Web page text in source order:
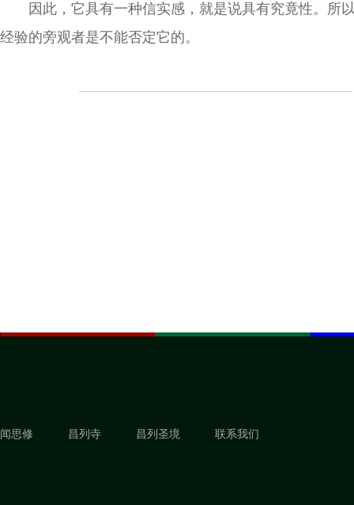
因此，它具有一种信实感，就是说具有究竟性。所
经验的旁观者是不能否定它的。
闻思修 昌列寺 昌列圣境 联系我们